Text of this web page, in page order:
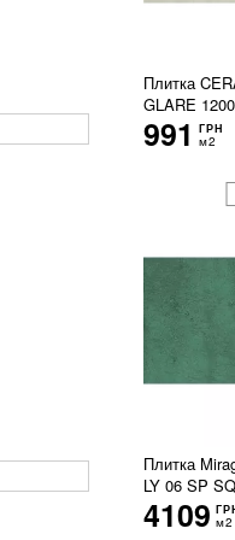
Плитка
GLARE
991 ГРН
м2
Плитка
LY 06 SP
4109 м2